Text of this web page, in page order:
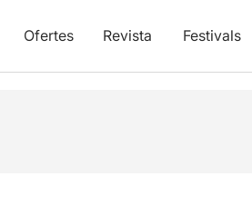
Ofertes Revista Festivals